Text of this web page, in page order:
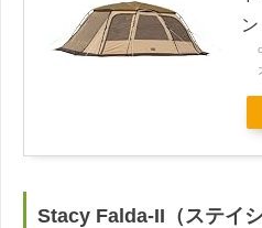
Stacy Falda-II（ステイシ